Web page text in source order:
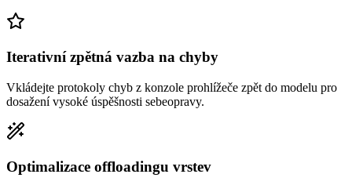
Iterativní zpětná vazba na chyby
Vkládejte protokoly chyb z konzole prohlížeče zpět do modelu pro
dosažení vysoké úspěšnosti sebeopravy.
Optimalizace offloadingu vrstev